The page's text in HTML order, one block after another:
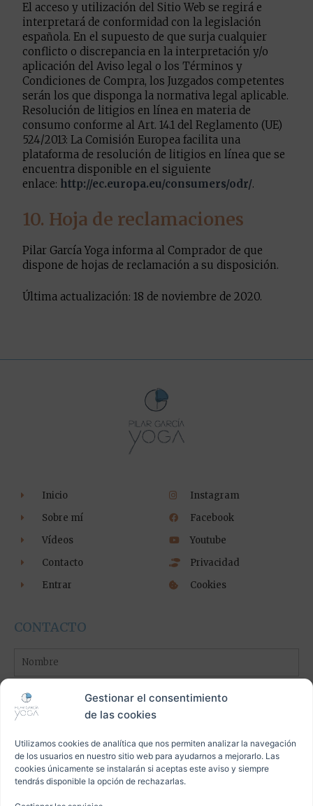
Gestionar el consentimiento
de las cookies
Utilizamos cookies de analítica que nos permiten analizar la navegación
de los usuarios en nuestro sitio web para ayudarnos a mejorarlo. Las
cookies únicamente se instalarán si aceptas este aviso y siempre
tendrás disponible la opción de rechazarlas.
El acceso y utilización del Sitio Web se regirá e
interpretará de conformidad con la legislación
española. En el supuesto de que surja cualquier
conflicto o discrepancia en la interpretación y/o
aplicación del Aviso legal o los Términos y
Condiciones de Compra, los Juzgados competentes
serán los que disponga la normativa legal aplicable.
Resolución de litigios en línea en materia de
consumo conforme al Art. 14.1 del Reglamento (UE)
524/2013: La Comisión Europea facilita una
plataforma de resolución de litigios en línea que se
encuentra disponible en el siguiente
enlace: http://ec.europa.eu/consumers/odr/.
10. Hoja de reclamaciones
Pilar García Yoga informa al Comprador de que
dispone de hojas de reclamación a su disposición.
Última actualización: 18 de noviembre de 2020.
Inicio
Sobre mí
Vídeos
Contacto
Entrar
Instagram
Facebook
Youtube
Privacidad
Cookies
CONTACTO
Nombre
Apellidos
Mensaje